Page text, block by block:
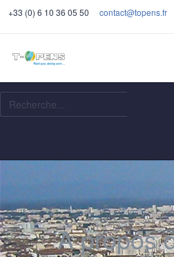
+33 (0) 6 10 36 05 50 contact@topens.fr
A propos